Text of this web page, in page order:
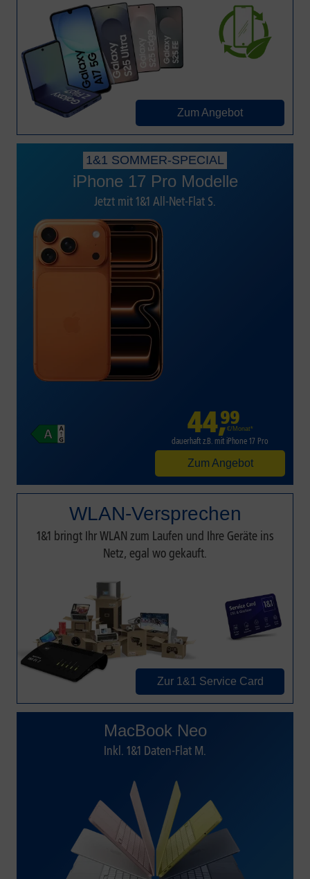
Zum Angebot
1&1 SOMMER-SPECIAL
iPhone 17 Pro Modelle
Jetzt mit 1&1 All-Net-Flat S.
44,99
€/Monat*
dauerhaft z.B. mit iPhone 17 Pro
Zum Angebot
WLAN-Versprechen
1&1 bringt Ihr WLAN zum Laufen und Ihre Geräte ins
Netz, egal wo gekauft.
Zur 1&1 Service Card
MacBook Neo
Inkl. 1&1 Daten-Flat M.